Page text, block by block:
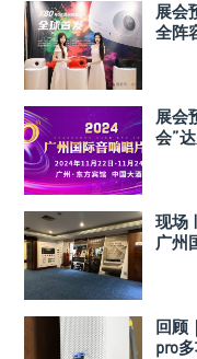
展会
全阵
展会
会”
现场
广州
回顾
pro